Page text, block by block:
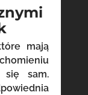
mają
się sam.